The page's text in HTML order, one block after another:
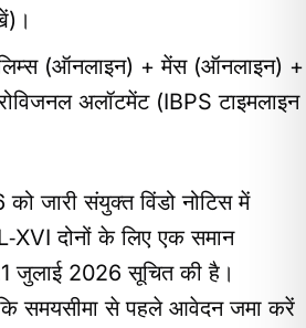
(ऑनलाइन) + मेंस (ऑनलाइन) +
अलॉटमेंट (IBPS टाइमलाइन
जारी संयुक्त विंडो नोटिस में
दोनों के लिए एक समान
जुलाई 2026 सूचित की है।
कि समयसीमा से पहले आवेदन जमा करें